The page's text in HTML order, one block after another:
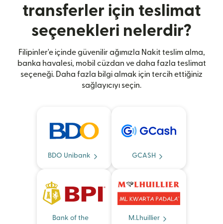
transferler için teslimat
seçenekleri nelerdir?
Filipinler'e içinde güvenilir ağımızla Nakit teslim alma,
banka havalesi, mobil cüzdan ve daha fazla teslimat
seçeneği. Daha fazla bilgi almak için tercih ettiğiniz
sağlayıcıyı seçin.
BDO Unibank GCASH
Bank of the
M.Lhuillier